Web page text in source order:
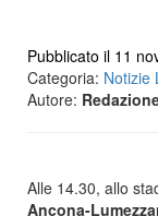
Pubblicato il 11
Categoria: Notizie
Autore:
Alle 14.30, allo
Ancona-